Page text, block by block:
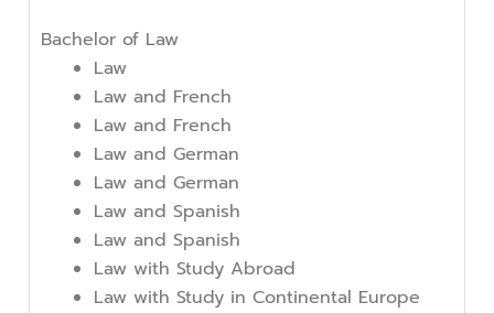
Bachelor of Law
Law
Law and French
Law and French
Law and German
Law and German
Law and Spanish
Law and Spanish
Law with Study Abroad
Law with Study in Continental Europe